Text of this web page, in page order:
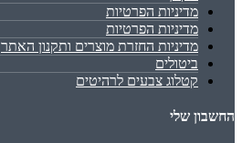
מדיניות הפרטיות
מדיניות הפרטיות
מדיניות החזרת מוצרים ותקנון האתר
ביטולים
קטלוג צבעים לרהיטים
החשבון שלי